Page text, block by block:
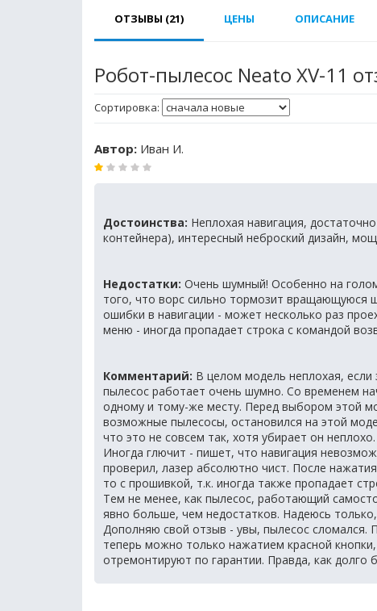
ОТЗЫВЫ (21) ЦЕНЫ ОПИСАНИЕ
Робот-пылесос Neato XV-11
Сортировка:
Автор: Иван И.
Достоинства: Неплохая навигация,
контейнера), интересный неброский дизайн,
Недостатки: Очень шумный! Особенно на
того, что ворс сильно тормозит вращающуюся
ошибки в навигации - может несколько раз
меню - иногда пропадает строка с командой
Комментарий: В целом модель неплохая, если
пылесос работает очень шумно. Со временем
одному и тому-же месту. Перед выбором этой
возможные пылесосы, остановился на этой
что это не совсем так, хотя убирает он
Иногда глючит - пишет, что навигация
проверил, лазер абсолютно чист. После
то с прошивкой, т.к. иногда также пропадает
Тем не менее, как пылесос, работающий
явно больше, чем недостатков. Надеюсь
Дополняю свой отзыв - увы, пылесос сломался.
теперь можно только нажатием красной
отремонтируют по гарантии. Правда, как долго